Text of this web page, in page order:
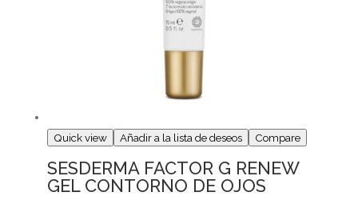
Quick view Añadir a la lista de deseos Compare
SESDERMA FACTOR G RENEW
GEL CONTORNO DE OJOS